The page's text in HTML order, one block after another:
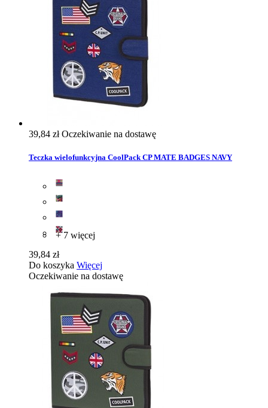
39,84 złOczekiwanie na dostawę
Teczka wielofunkcyjna CoolPack CP MATE BADGES NAVY
+ 7 więcej
39,84 zł
Do koszyka Więcej
Oczekiwanie na dostawę